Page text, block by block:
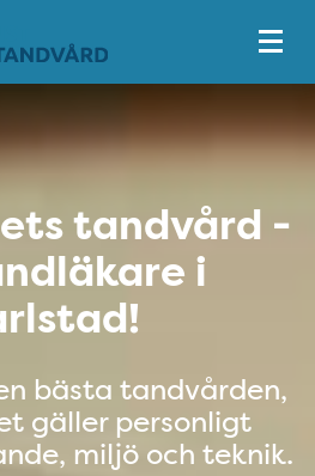
tandvård - din
tandvård -
i
bästa tandvården,
gäller personligt
miljö och teknik.